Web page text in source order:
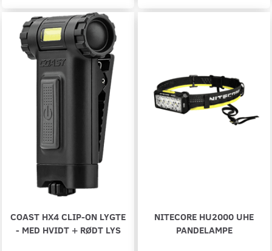
COAST HX4 CLIP-ON LYGTE
- MED HVIDT + RØDT LYS
NITECORE HU2000 UHE
PANDELAMPE